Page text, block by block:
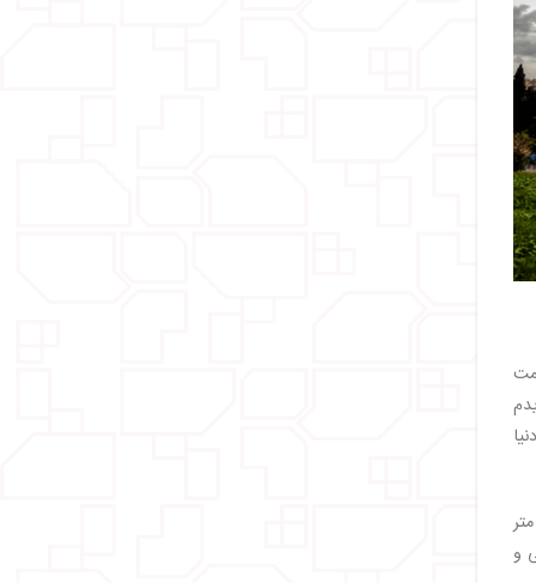
در بسیاری از عکس‌ها مدور به نظر می‌رسد، اما بیضی‌شکل است و قطر بزرگ‌تر آن برابر با 188 متر
و